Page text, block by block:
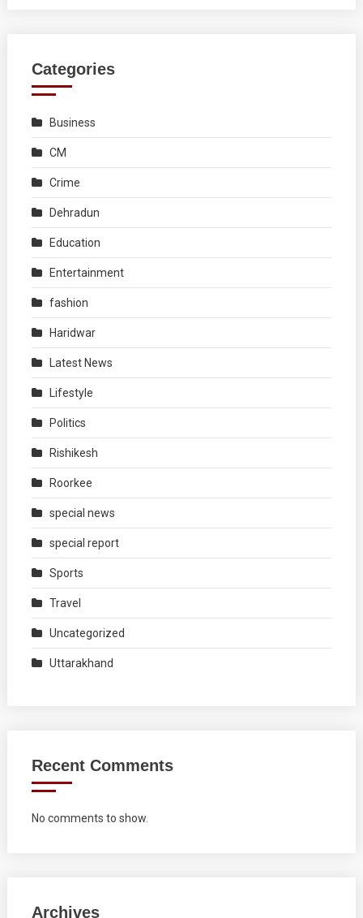
Categories
Business
CM
Crime
Dehradun
Education
Entertainment
fashion
Haridwar
Latest News
Lifestyle
Politics
Rishikesh
Roorkee
special news
special report
Sports
Travel
Uncategorized
Uttarakhand
Recent Comments
No comments to show.
Archives